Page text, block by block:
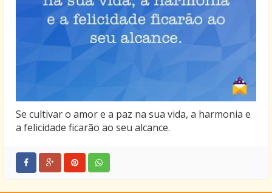
Se cultivar o amor e a paz na sua vida, a harmonia e
a felicidade ficarão ao seu alcance.